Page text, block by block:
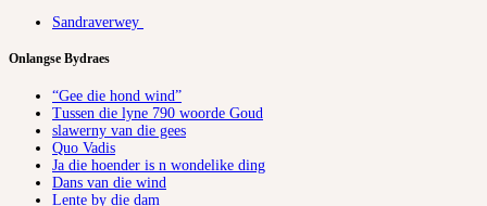
Sandraverwey
Onlangse Bydraes
“Gee die hond wind”
Tussen die lyne 790 woorde Goud
slawerny van die gees
Quo Vadis
Ja die hoender is n wondelike ding
Dans van die wind
Lente by die dam